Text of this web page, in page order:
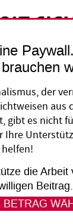
Impfstoff
forschen
eines
Durchbruch
Paywall.
der
aus
gibt es nicht
Ihre
die Arbeit
Beitrag.